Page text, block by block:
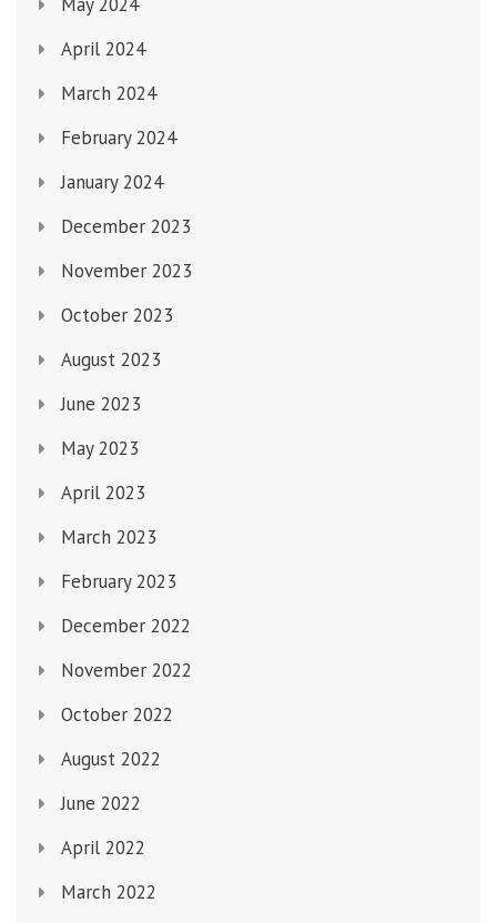
May 2024
April 2024
March 2024
February 2024
January 2024
December 2023
November 2023
October 2023
August 2023
June 2023
May 2023
April 2023
March 2023
February 2023
December 2022
November 2022
October 2022
August 2022
June 2022
April 2022
March 2022